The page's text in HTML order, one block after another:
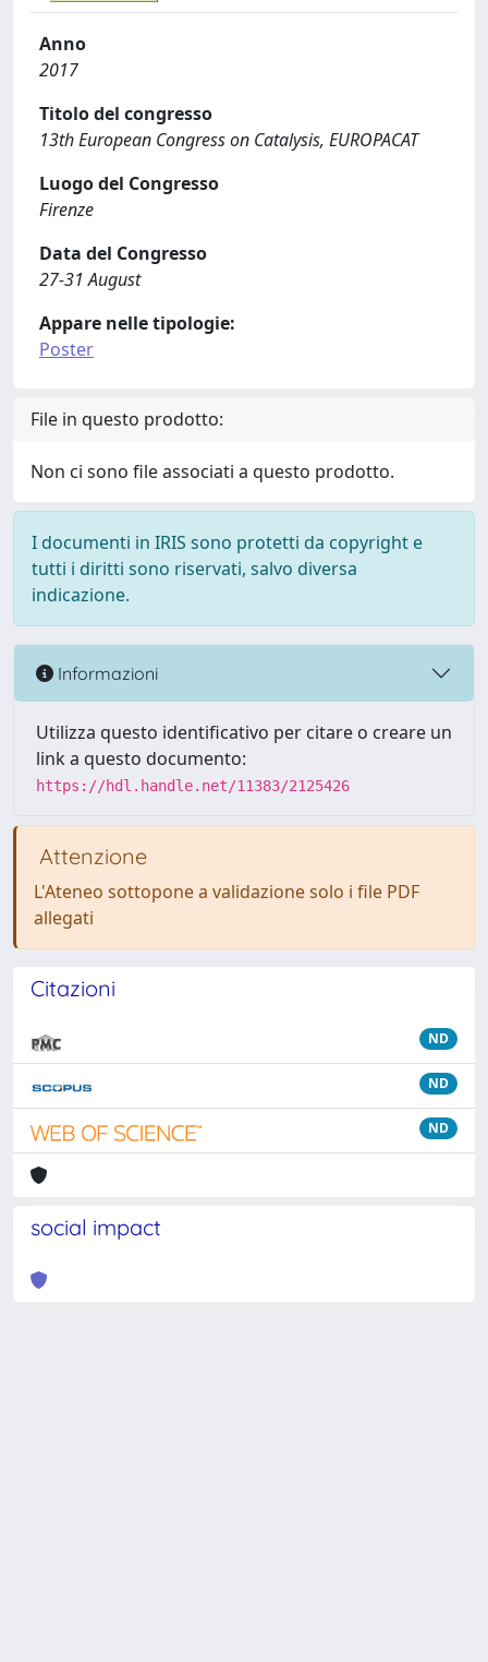
Anno
2017
Titolo del congresso
13th European Congress on Catalysis, EUROPACAT
Luogo del Congresso
Firenze
Data del Congresso
27-31 August
Appare nelle tipologie:
Poster
File in questo prodotto:
Non ci sono file associati a questo prodotto.
I documenti in IRIS sono protetti da copyright e
tutti i diritti sono riservati, salvo diversa
indicazione.
Informazioni
Utilizza questo identificativo per citare o creare un
link a questo documento:
https://hdl.handle.net/11383/2125426
Attenzione
L'Ateneo sottopone a validazione solo i file PDF
allegati
Citazioni
ND
ND
ND
social impact